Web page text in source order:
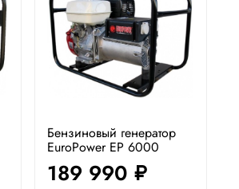
Бензиновый генератор
EuroPower EP 6000
189 990 руб.